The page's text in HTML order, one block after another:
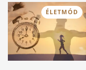
ÉLETMÓD